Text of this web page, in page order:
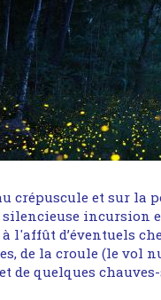
crépuscule et sur la
incursion
l'affût d’éventuels
de la croule (le vol
et de quelques